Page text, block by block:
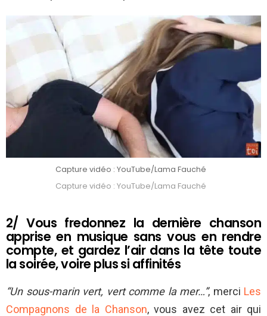
Capture vidéo : YouTube/Lama Fauché
Capture vidéo : YouTube/Lama Fauché
2/ Vous fredonnez la dernière chanson
apprise en musique sans vous en rendre
compte, et gardez l’air dans la tête toute
la soirée, voire plus si affinités
“Un sous-marin vert, vert comme la mer…”, merci Les
Compagnons de la Chanson, vous avez cet air qui